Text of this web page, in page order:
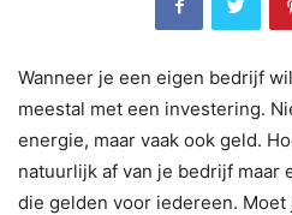
Wanneer je een eigen bedrijf
meestal met een investering.
energie, maar vaak ook geld.
natuurlijk af van je bedrijf maar
die gelden voor iedereen.